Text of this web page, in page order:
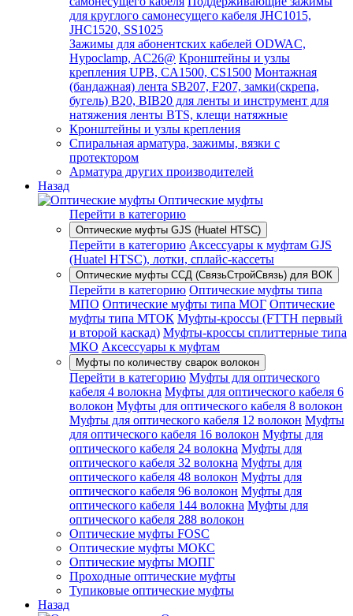
для круглого самонесущего кабеля JHC1015,
JHC1520, SS1025
Зажимы для абонентских кабелей ODWAC,
Hypoclamp, AC26@ Кронштейны и узлы
крепления UPB, CA1500, CS1500 Монтажная
(бандажная) лента SB207, F207, замки(скрепа,
бугель) B20, BIB20 для ленты и инструмент для
натяжения ленты BTS, клещи натяжные
Кронштейны и узлы крепления
Спиральная арматура, зажимы, вязки с
протектором
Арматура других производителей
Назад
Оптические муфты
Перейти в категорию
Оптические муфты GJS (Huatel HTSC)
Перейти в категорию Аксессуары к муфтам GJS
(Huatel HTSC), лотки, сплайс-кассеты
Оптические муфты ССД (СвязьСтройСвязь) для ВОК
Перейти в категорию Оптические муфты типа
МПО Оптические муфты типа МОГ Оптические
муфты типа МТОК Муфты-кроссы (FTTH первый
и второй каскад) Муфты-кроссы сплиттерные типа
МКО Аксессуары к муфтам
Муфты по количеству сварок волокон
Перейти в категорию Муфты для оптического
кабеля 4 волокна Муфты для оптического кабеля 6
волокон Муфты для оптического кабеля 8 волокон
Муфты для оптического кабеля 12 волокон Муфты
для оптического кабеля 16 волокон Муфты для
оптического кабеля 24 волокна Муфты для
оптического кабеля 32 волокна Муфты для
оптического кабеля 48 волокон Муфты для
оптического кабеля 96 волокон Муфты для
оптического кабеля 144 волокна Муфты для
оптического кабеля 288 волокон
Оптические муфты FOSC
Оптические муфты МОКС
Оптические муфты МОПГ
Проходные оптические муфты
Тупиковые оптические муфты
Назад